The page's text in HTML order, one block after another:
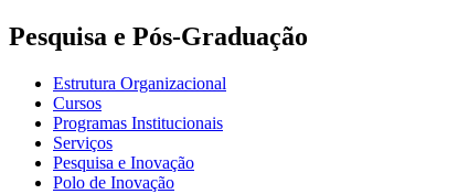
Pesquisa e Pós-Graduação
Estrutura Organizacional
Cursos
Programas Institucionais
Serviços
Pesquisa e Inovação
Polo de Inovação